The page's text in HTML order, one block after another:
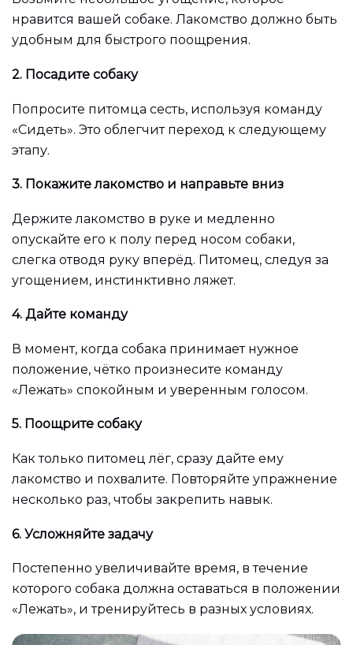
нравится вашей собаке. Лакомство должно быть
удобным для быстрого поощрения.
2. Посадите собаку
Попросите питомца сесть, используя команду
«Сидеть». Это облегчит переход к следующему
этапу.
3. Покажите лакомство и направьте вниз
Держите лакомство в руке и медленно
опускайте его к полу перед носом собаки,
слегка отводя руку вперёд. Питомец, следуя за
угощением, инстинктивно ляжет.
4. Дайте команду
В момент, когда собака принимает нужное
положение, чётко произнесите команду
«Лежать» спокойным и уверенным голосом.
5. Поощрите собаку
Как только питомец лёг, сразу дайте ему
лакомство и похвалите. Повторяйте упражнение
несколько раз, чтобы закрепить навык.
6. Усложняйте задачу
Постепенно увеличивайте время, в течение
которого собака должна оставаться в положении
«Лежать», и тренируйтесь в разных условиях.